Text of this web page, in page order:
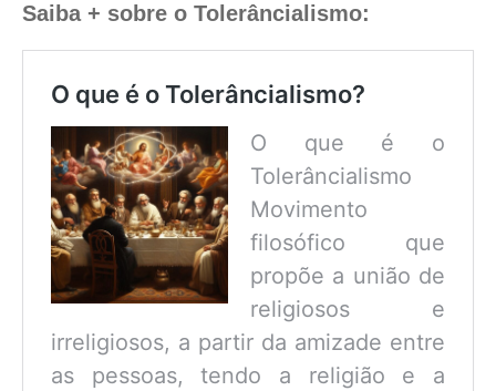
Saiba + sobre o Tolerâncialismo:
O que é o Tolerâncialismo?
O que é o
Tolerâncialismo
Movimento
filosófico que
propõe a união de
religiosos e
irreligiosos, a partir da amizade entre
as pessoas, tendo a religião e a